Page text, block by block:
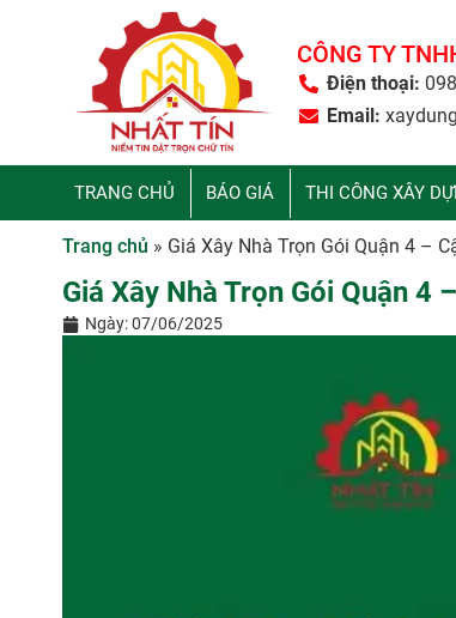
CÔNG TY
Điện thoại:
Email:
TRANG CHỦ BÁO GIÁ THI CÔNG XÂY
Trang chủ » Giá Xây Nhà Trọn Gói Quận 4 –
Giá Xây Nhà Trọn Gói Quận 4
Ngày:07/06/2025